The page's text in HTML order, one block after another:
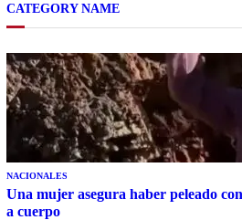
CATEGORY NAME
NACIONALES
Una mujer asegura haber peleado
a cuerpo